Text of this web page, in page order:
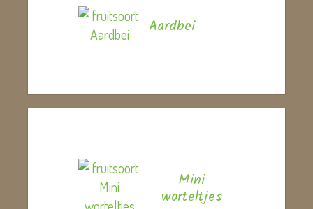
Aardbei
Mini
worteltjes